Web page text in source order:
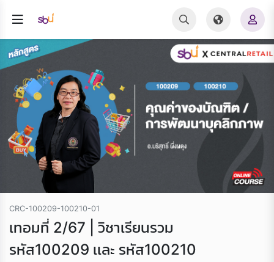
CRC-100209-100210-01
เทอมที่ 2/67 | วิชาเรียนรวม
รหัส100209 เเละ รหัส100210